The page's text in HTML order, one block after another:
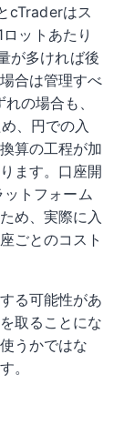
cTraderはス
ットあたり
が多ければ後
合は管理すべ
の場合も、
、円での入
算の工程が加
ます。口座開
トフォーム
め、実際に入
ごとのコスト
る可能性があ
取ることにな
うかではな
。